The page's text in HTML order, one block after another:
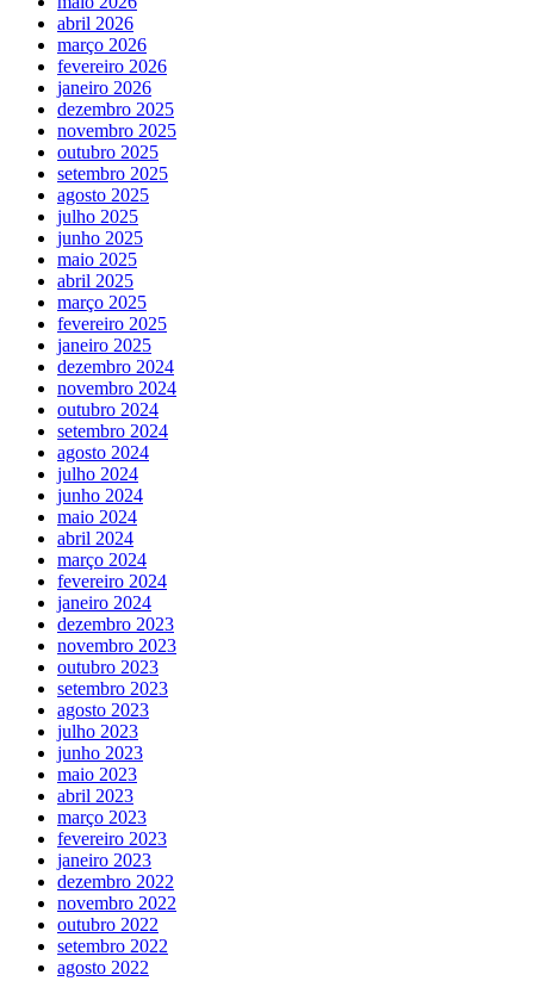
abril 2026
março 2026
fevereiro 2026
janeiro 2026
dezembro 2025
novembro 2025
outubro 2025
setembro 2025
agosto 2025
julho 2025
junho 2025
maio 2025
abril 2025
março 2025
fevereiro 2025
janeiro 2025
dezembro 2024
novembro 2024
outubro 2024
setembro 2024
agosto 2024
julho 2024
junho 2024
maio 2024
abril 2024
março 2024
fevereiro 2024
janeiro 2024
dezembro 2023
novembro 2023
outubro 2023
setembro 2023
agosto 2023
julho 2023
junho 2023
maio 2023
abril 2023
março 2023
fevereiro 2023
janeiro 2023
dezembro 2022
novembro 2022
outubro 2022
setembro 2022
agosto 2022